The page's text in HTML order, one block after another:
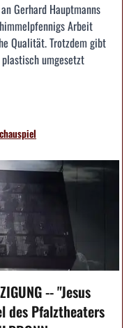
Gerhard Hauptmanns
Arbeit
Qualität. Trotzdem gibt
umgesetzt
-- "Jesus
des Pfalztheaters